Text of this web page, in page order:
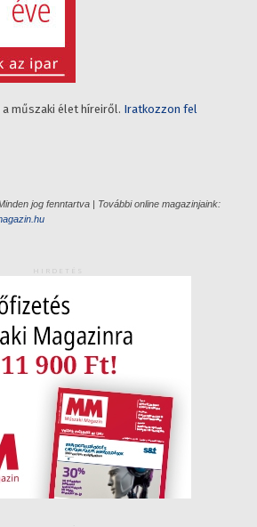
műszaki élet híreiről. Iratkozzon fel
jog fenntartva | További online magazinjaink:
HIRDETÉS